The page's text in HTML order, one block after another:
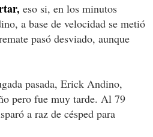
eso si, en los minutos
a base de velocidad se metió
pasó desviado, aunque
pasada, Erick Andino,
pero fue muy tarde. Al 79
a raz de césped para